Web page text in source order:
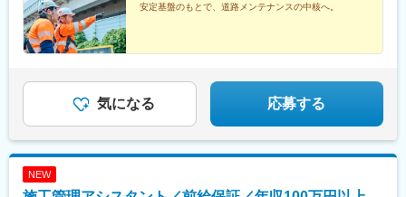
安定基盤のもとで、道路メンテナンスの中核へ。
気になる 応募する
NEW